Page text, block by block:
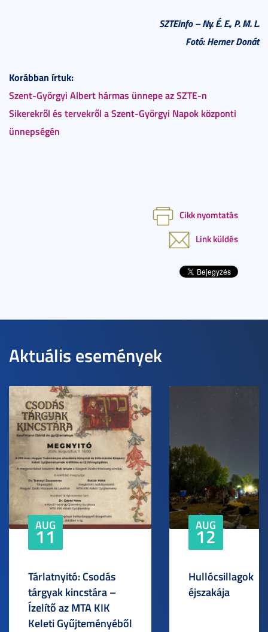
SZTEinfo – Ny. É. E., P. M. L.
Fotó: Herner Donát
Korábban írtuk:
Szent-Györgyi Albert hármas ünnepe az SZTE-n
Sikerekről és tervekről a Szent-Györgyi Napok központi
ünnepségén
Cikk nyomtatás
Link küldés
Aktuális események
AUG
11
Tárlatnyitó: Csodás
tárgyak kincstára –
Ízelítő az MTA KIK
Keleti Gyűjteményéből
AUG
12
Hullócsillagok
éjszakája